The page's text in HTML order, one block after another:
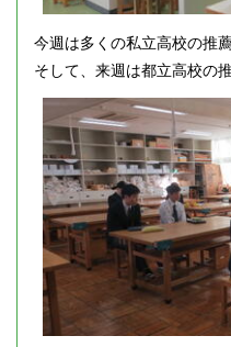
今週は多くの私立高校の推
そして、来週は都立高校の